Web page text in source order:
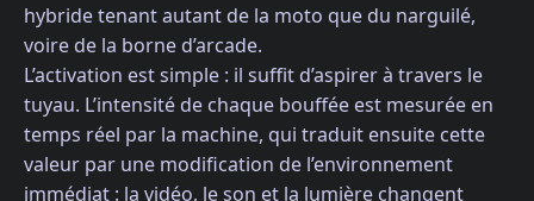
hybride tenant autant de la moto que du narguilé,
voire de la borne d’arcade.
L’activation est simple : il suffit d’aspirer à travers le
tuyau. L’intensité de chaque bouffée est mesurée en
temps réel par la machine, qui traduit ensuite cette
valeur par une modification de l’environnement
immédiat : la vidéo, le son et la lumière changent